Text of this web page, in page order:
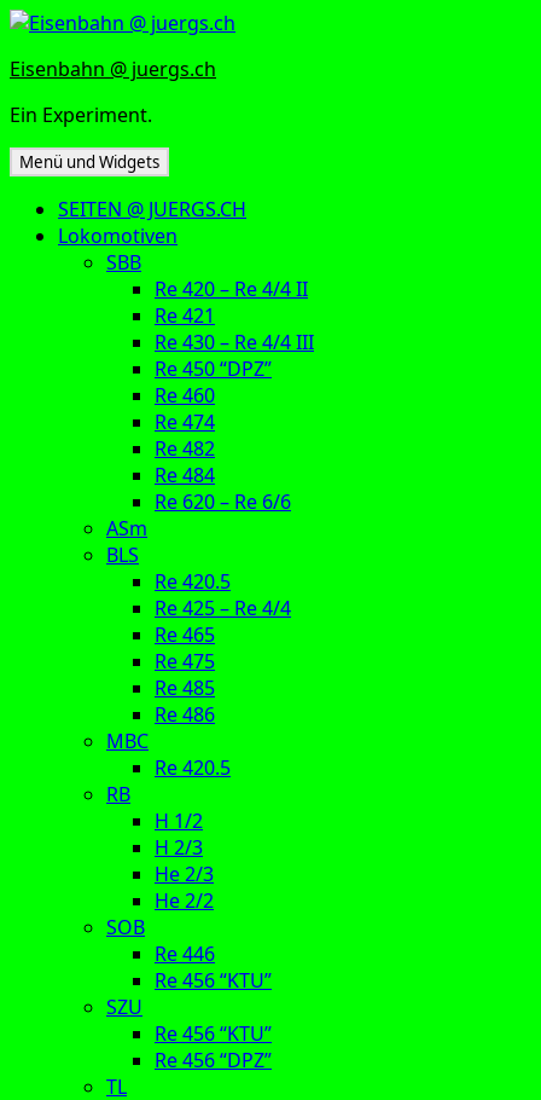
Zum
springen
Eisenbahn @ juergs.ch
Ein Experiment.
Menü und Widgets
SEITEN @ JUERGS.CH
Lokomotiven
SBB
Re 420 – Re 4/4 II
Re 421
Re 430 – Re 4/4 III
Re 450 “DPZ”
Re 460
Re 474
Re 482
Re 484
Re 620 – Re 6/6
ASm
BLS
Re 420.5
Re 425 – Re 4/4
Re 465
Re 475
Re 485
Re 486
MBC
Re 420.5
RB
H 1/2
H 2/3
He 2/3
He 2/2
SOB
Re 446
Re 456 “KTU”
SZU
Re 456 “KTU”
Re 456 “DPZ”
TL